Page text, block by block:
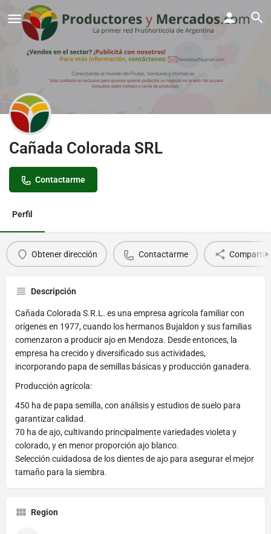
Cañada Colorada SRL
Contactarme
Perfil
Obtener dirección Contactarme Compartir
Descripción
Cañada Colorada S.R.L. es una empresa agrícola familiar con
orígenes en 1977, cuando los hermanos Bujaldon y sus familias
comenzaron a producir ajo en Mendoza. Desde entonces, la
empresa ha crecido y diversificado sus actividades,
incorporando papa de semillas básicas y producción ganadera.
Producción agrícola:
450 ha de papa semilla, con análisis y estudios de suelo para
garantizar calidad.
70 ha de ajo, cultivando principalmente variedades violeta y
colorado, y en menor proporción ajo blanco.
Selección cuidadosa de los dientes de ajo para asegurar el mejor
tamaño para la siembra.
Region